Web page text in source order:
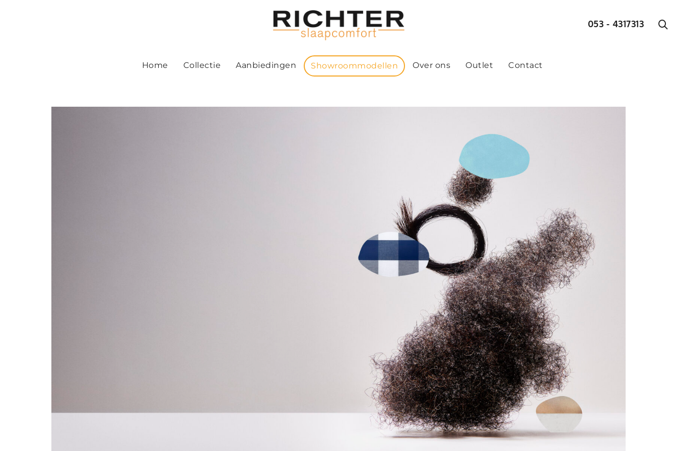
053 - 4317313
Home Collectie Aanbiedingen Showroommodellen Over ons Outlet Contact